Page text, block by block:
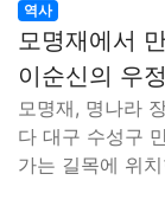
역사
모명재에서
이순신의 우정
모명재, 명나라
다 대구 수성구
가는 길목에 위